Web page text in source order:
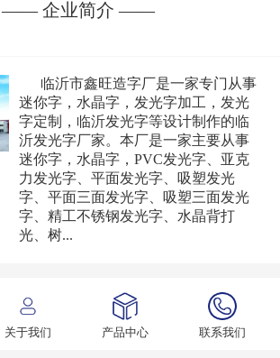
—— 企业简介 ——
临沂市鑫旺造字厂是一家专门从事
迷你字，水晶字，发光字加工，发光
字定制，临沂发光字等设计制作的临
沂发光字厂家。本厂是一家主要从事
迷你字，水晶字，PVC发光字、亚克
力发光字、平面发光字、吸塑发光
字、平面三面发光字、吸塑三面发光
字、精工不锈钢发光字、水晶背打
光、树...
关于我们 产品中心 联系我们